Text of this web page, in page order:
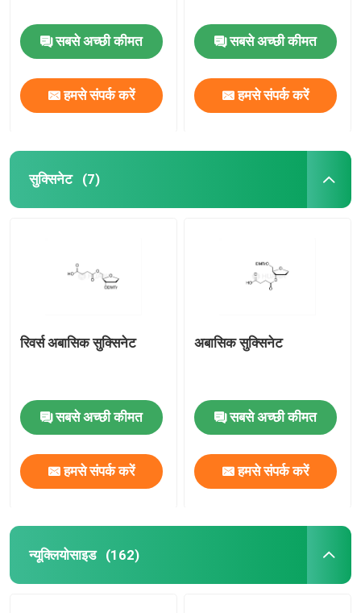
सबसे अच्छी कीमत
हमसे संपर्क करें
सबसे अच्छी कीमत
हमसे संपर्क करें
सुक्सिनेट (7)
रिवर्स अबासिक सुक्सिनेट
सबसे अच्छी कीमत
हमसे संपर्क करें
अबासिक सुक्सिनेट
सबसे अच्छी कीमत
हमसे संपर्क करें
न्यूक्लियोसाइड (162)